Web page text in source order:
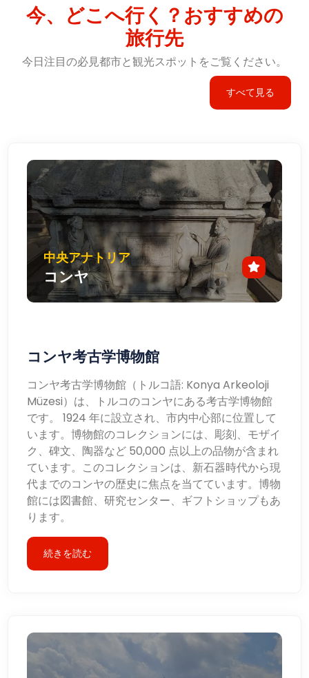
今、どこへ行く？おすすめの
旅行先
今日注目の必見都市と観光スポットをご覧ください。
すべて見る
中央アナトリア
コンヤ
コンヤ考古学博物館
コンヤ考古学博物館（トルコ語: Konya Arkeoloji
Müzesi）は、トルコのコンヤにある考古学博物館
です。 1924 年に設立され、市内中心部に位置して
います。博物館のコレクションには、彫刻、モザイ
ク、碑文、陶器など 50,000 点以上の品物が含まれ
ています。このコレクションは、新石器時代から現
代までのコンヤの歴史に焦点を当てています。博物
館には図書館、研究センター、ギフトショップもあ
ります。
続きを読む